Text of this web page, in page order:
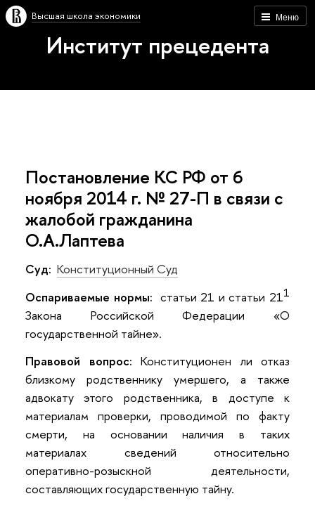
Меню
Высшая школа экономики
Институт прецедента
Постановление КС РФ от 6
ноября 2014 г. № 27-П в связи с
жалобой гражданина
О.А.Лаптева
Суд: Конституционный Суд
Оспариваемые нормы: статьи 21 и статьи 211
Закона Российской Федерации «О
государственной тайне».
Правовой вопрос: Конституционен ли отказ
близкому родственнику умершего, а также
адвокату этого родственника, в доступе к
материалам проверки, проводимой по факту
смерти, на основании наличия в таких
материалах сведений относительно
оперативно-розыскной деятельности,
составляющих государственную тайну.